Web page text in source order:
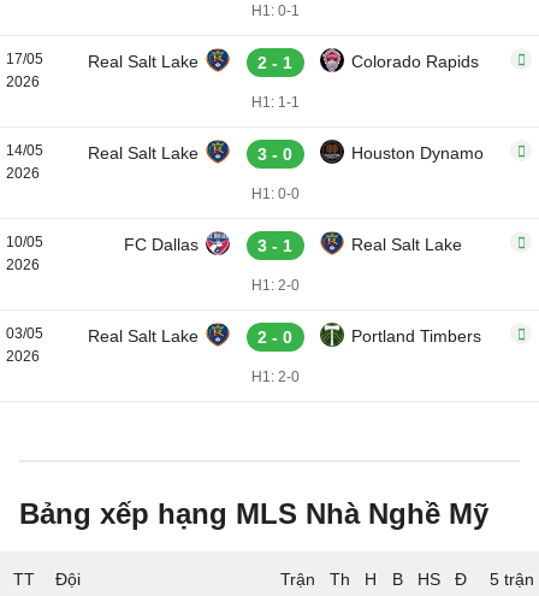
H1: 0-1
17/05
2026
Real Salt Lake 2 - 1 Colorado Rapids
H1: 1-1
14/05
2026
Real Salt Lake 3 - 0 Houston Dynamo
H1: 0-0
10/05
2026
FC Dallas 3 - 1 Real Salt Lake
H1: 2-0
03/05
2026
Real Salt Lake 2 - 0 Portland Timbers
H1: 2-0
Bảng xếp hạng MLS Nhà Nghề Mỹ
TT Đội 5 trận